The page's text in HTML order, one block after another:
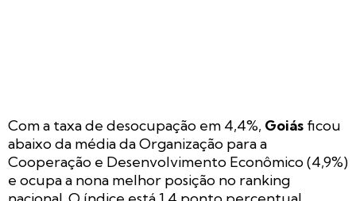
Com a taxa de desocupação em 4,4%, Goiás ficou
abaixo da média da Organização para a
Cooperação e Desenvolvimento Econômico (4,9%)
e ocupa a nona melhor posição no ranking